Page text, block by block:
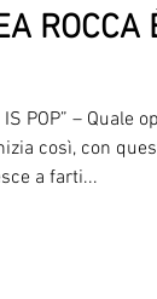
ROCCA
IS POP” – Quale
così, con
a farti...